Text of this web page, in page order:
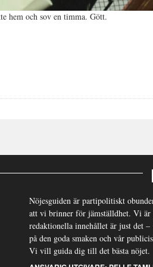
hem och sov en timma. Gött.
Nöjesguiden är partipolitiskt
att vi brinner för jämställdhet. Vi är
redaktionella innehållet är just det
på den goda smaken och vår
Vi vill guida dig till det bästa nöjet.